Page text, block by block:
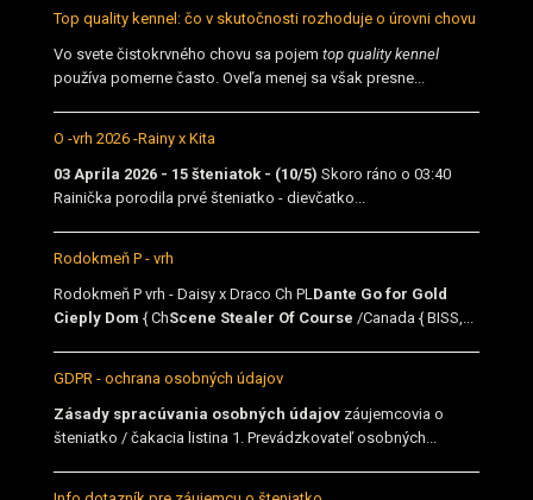
Top quality kennel: čo v skutočnosti rozhoduje o úrovni chovu
Vo svete čistokrvného chovu sa pojem top quality kennel
používa pomerne často. Oveľa menej sa však presne...
O -vrh 2026 -Rainy x Kita
03 Apríla 2026 - 15 šteniatok - (10/5) Skoro ráno o 03:40
Rainička porodila prvé šteniatko - dievčatko...
Rodokmeň P - vrh
Rodokmeň P vrh - Daisy x Draco Ch PLDante Go for Gold
Cieply Dom { ChScene Stealer Of Course /Canada { BISS,...
GDPR - ochrana osobných údajov
Zásady spracúvania osobných údajov záujemcovia o
šteniatko / čakacia listina 1. Prevádzkovateľ osobných...